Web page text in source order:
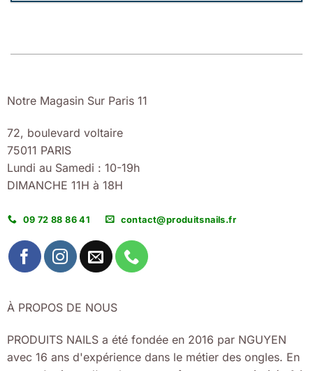
Notre Magasin Sur Paris 11
72, boulevard voltaire
75011 PARIS
Lundi au Samedi : 10-19h
DIMANCHE 11H à 18H
09 72 88 86 41 contact@produitsnails.fr
À PROPOS DE NOUS
PRODUITS NAILS a été fondée en 2016 par NGUYEN
avec 16 ans d'expérience dans le métier des ongles. En